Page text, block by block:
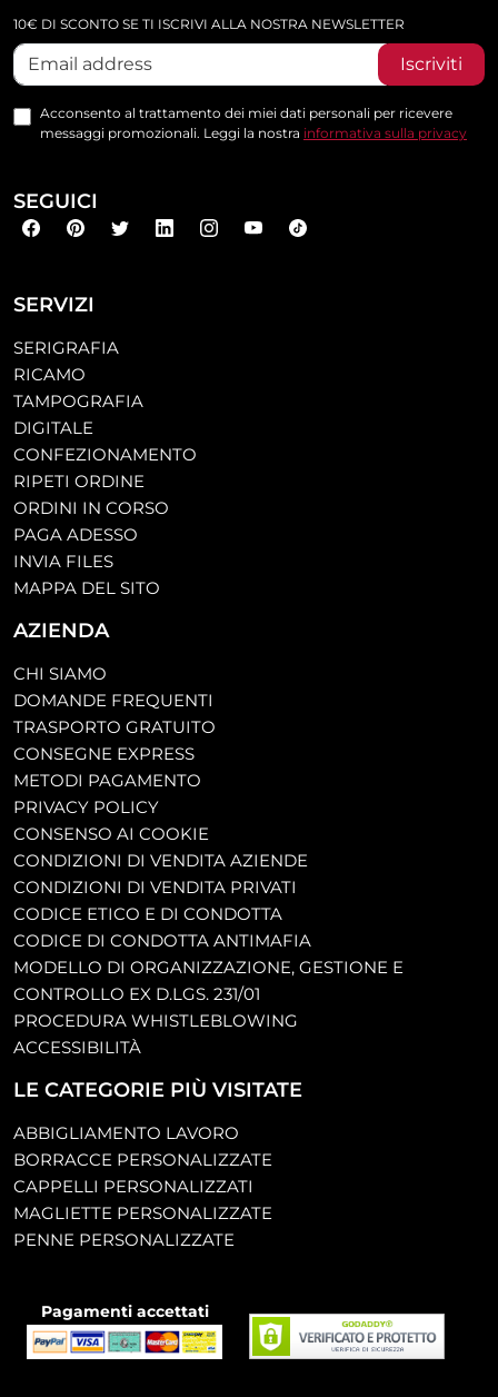
SERVIZI
SERIGRAFIA
RICAMO
TAMPOGRAFIA
DIGITALE
CONFEZIONAMENTO
RIPETI ORDINE
ORDINI IN CORSO
PAGA ADESSO
INVIA FILES
MAPPA DEL SITO
AZIENDA
CHI SIAMO
DOMANDE FREQUENTI
TRASPORTO GRATUITO
CONSEGNE EXPRESS
METODI PAGAMENTO
PRIVACY POLICY
CONSENSO AI COOKIE
CONDIZIONI DI VENDITA AZIENDE
CONDIZIONI DI VENDITA PRIVATI
CODICE ETICO E DI CONDOTTA
CODICE DI CONDOTTA ANTIMAFIA
MODELLO DI ORGANIZZAZIONE, GESTIONE E
CONTROLLO EX D.LGS. 231/01
PROCEDURA WHISTLEBLOWING
ACCESSIBILITÀ
LE CATEGORIE PIÙ VISITATE
ABBIGLIAMENTO LAVORO
BORRACCE PERSONALIZZATE
CAPPELLI PERSONALIZZATI
MAGLIETTE PERSONALIZZATE
PENNE PERSONALIZZATE
10€ DI SCONTO SE TI ISCRIVI ALLA NOSTRA NEWSLETTER
Iscriviti
Acconsento al trattamento dei miei dati personali per ricevere
messaggi promozionali. Leggi la nostra informativa sulla privacy
SEGUICI
Pagamenti accettati